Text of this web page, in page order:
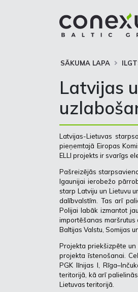
SĀKUMA LAPA
Latvijas
Latvijas-Lietuvas
pieņemtajā Eiropas
ELLI projekts ir svarīgs
Pašreizējās
Igaunijai ierobežo
starp Latviju un Lietuvu
dalībvalstīm. Tas arī
Polijai labāk izmantot
importēšanas maršrutus
Baltijas Valstu, Somijas
Projekta priekšizpēte
projekta īstenošanai.
PGK līnijas I,
teritorijā, kā arī
Lietuvas teritorijā.